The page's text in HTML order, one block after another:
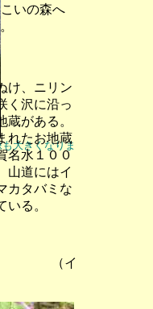
大きくなりま
いの森へ
け、ニリン
く沢に沿っ
蔵がある。
れたお地蔵
名水１００
山道にはイ
カタバミな
いる。
） （イ